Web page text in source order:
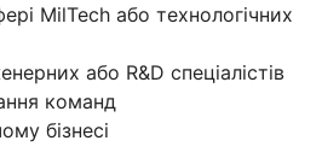
MilTech або технологічних
або R&D спеціалістів
команд
бізнесі